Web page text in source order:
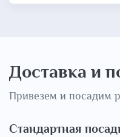
Доставка и
Привезем и посадим
Стандартная